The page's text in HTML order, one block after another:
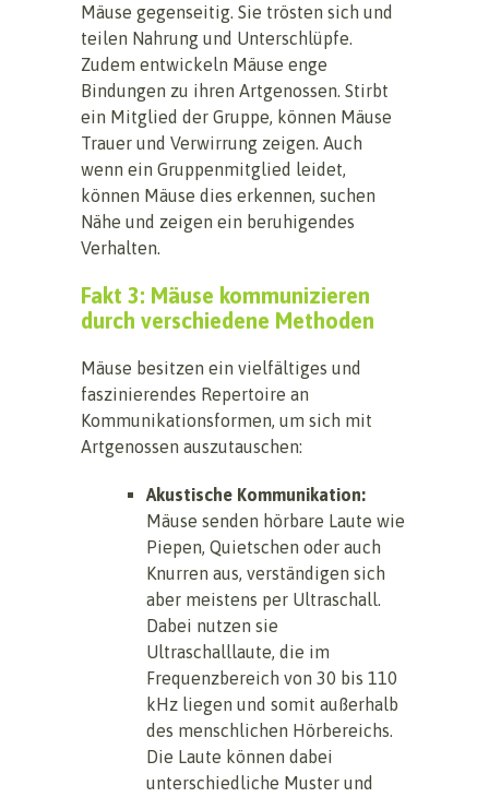
Mäuse gegenseitig. Sie trösten sich und
teilen Nahrung und Unterschlüpfe.
Zudem entwickeln Mäuse enge
Bindungen zu ihren Artgenossen. Stirbt
ein Mitglied der Gruppe, können Mäuse
Trauer und Verwirrung zeigen. Auch
wenn ein Gruppenmitglied leidet,
können Mäuse dies erkennen, suchen
Nähe und zeigen ein beruhigendes
Verhalten.
Fakt 3: Mäuse kommunizieren
durch verschiedene Methoden
Mäuse besitzen ein vielfältiges und
faszinierendes Repertoire an
Kommunikationsformen, um sich mit
Artgenossen auszutauschen:
Akustische Kommunikation:
Mäuse senden hörbare Laute wie
Piepen, Quietschen oder auch
Knurren aus, verständigen sich
aber meistens per Ultraschall.
Dabei nutzen sie
Ultraschalllaute, die im
Frequenzbereich von 30 bis 110
kHz liegen und somit außerhalb
des menschlichen Hörbereichs.
Die Laute können dabei
unterschiedliche Muster und